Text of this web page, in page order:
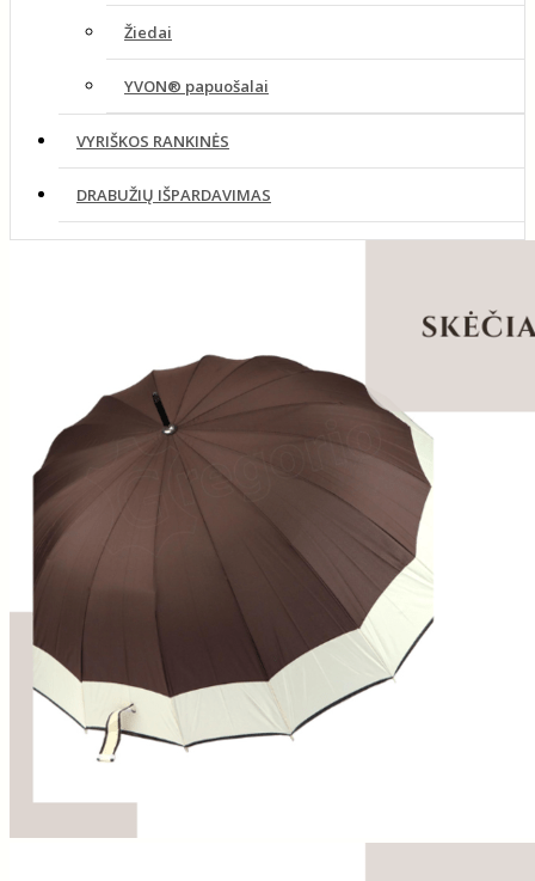
Žiedai
YVON® papuošalai
VYRIŠKOS RANKINĖS
DRABUŽIŲ IŠPARDAVIMAS